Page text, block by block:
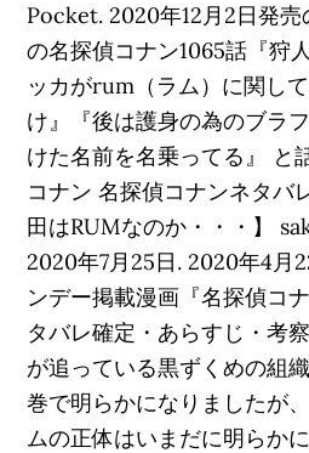
Pocket. 2020年12月2日発
の名探偵コナン1065話『狩
ッカがrum（ラム）に関し
け』『後は護身の為のブラ
けた名前を名乗ってる』 と
コナン 名探偵コナンネタバ
田はRUMなのか・・・】
2020年7月25日. 2020年4月
ンデー掲載漫画『名探偵コ
タバレ確定・あらすじ・考
が追っている黒ずくめの組
巻で明らかになりましたが
ムの正体はいまだに明らか